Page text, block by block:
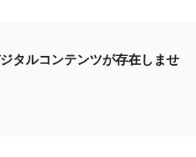
タルコンテンツが存在しませ